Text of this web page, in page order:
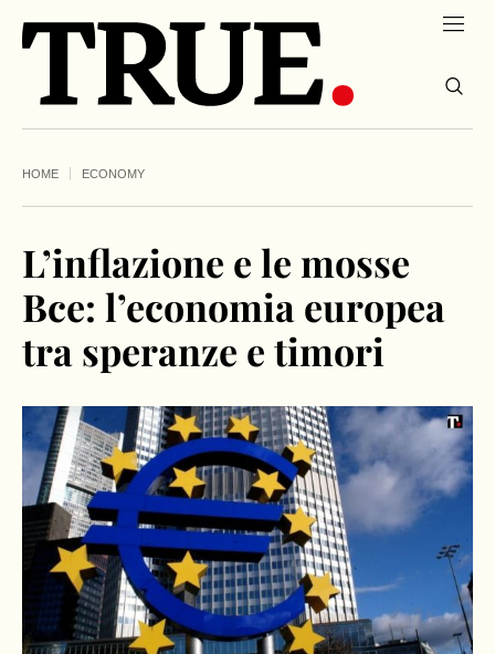
HOME ECONOMY
L’inflazione e le mosse
Bce: l’economia europea
tra speranze e timori